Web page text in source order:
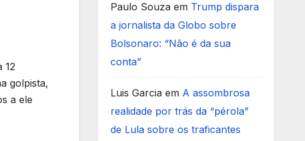
12
golpista,
a ele
Paulo Souzaem Trump dispara
a jornalista da Globo sobre
Bolsonaro: “Não é da sua
conta”
Luis Garciaem A assombrosa
realidade por trás da “pérola”
de Lula sobre os traficantes